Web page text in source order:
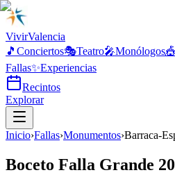
VivirValencia
🎵 Conciertos🎭Teatro🎤Monólogos🎪
Fallas✨Experiencias
Recintos
Explorar
Inicio›Fallas›Monumentos›Barraca-
Boceto Falla Grande